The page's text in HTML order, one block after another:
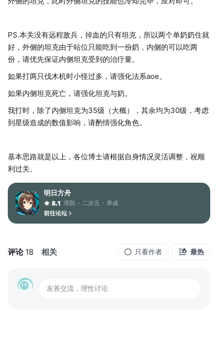
PS.本关没有远程敌兵，掉血的只有坦克，所以两个单奶奶住就
好，外侧的坦克由于站位只能吃到一份奶，内侧的可以吃两
份，请优先保证内侧坦克受到的治疗量。
如果打两只伐木机时小怪过多，请强化法系aoe。
如果内侧坦克死亡，请强化坦克与奶。
我打时，除了内侧坦克为35级（大概），其余均为30级，考虑
到星级造成的数值影响，请酌情强化角色。
基本思路就是以上，各位博士请根据自身情况灵活调整，祝顺
利过关。
明日方舟
8.1 塔防 二次元
养成
前往论坛
评论 18 相关 只看作者 最热
友善交流，理性讨论